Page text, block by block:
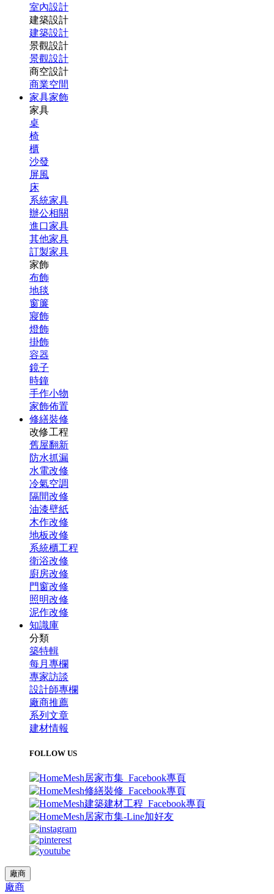
室內設計
建築設計
建築設計
景觀設計
景觀設計
商空設計
商業空間
家具家飾
家具
桌
椅
櫃
沙發
屏風
床
系統家具
辦公相關
進口家具
其他家具
訂製家具
家飾
布飾
地毯
窗簾
寢飾
燈飾
掛飾
容器
鏡子
時鐘
手作小物
家飾佈置
修繕裝修
改修工程
舊屋翻新
防水抓漏
水電改修
冷氣空調
隔間改修
油漆壁紙
木作改修
地板改修
系統櫃工程
衛浴改修
廚房改修
門窗改修
照明改修
泥作改修
知識庫
分類
築特輯
每月專欄
專家訪談
設計師專欄
廠商推薦
系列文章
建材情報
FOLLOW US
廠商
廠商